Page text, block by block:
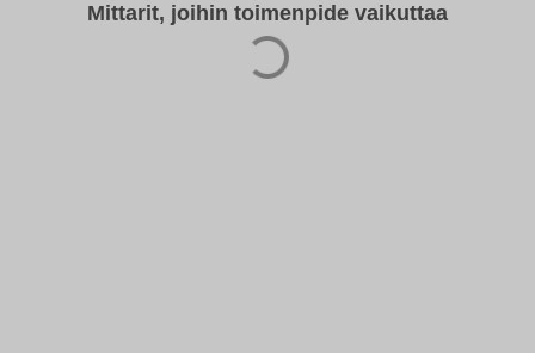
Mittarit, joihin toimenpide vaikuttaa